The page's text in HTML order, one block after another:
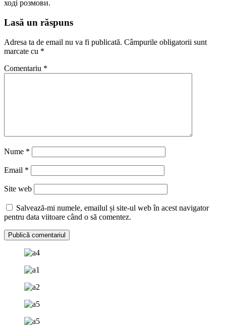
ході розмови.
Lasă un răspuns
Adresa ta de email nu va fi publicată. Câmpurile obligatorii sunt
marcate cu *
Comentariu *
Nume *
Email *
Site web
Salvează-mi numele, emailul și site-ul web în acest navigator
pentru data viitoare când o să comentez.